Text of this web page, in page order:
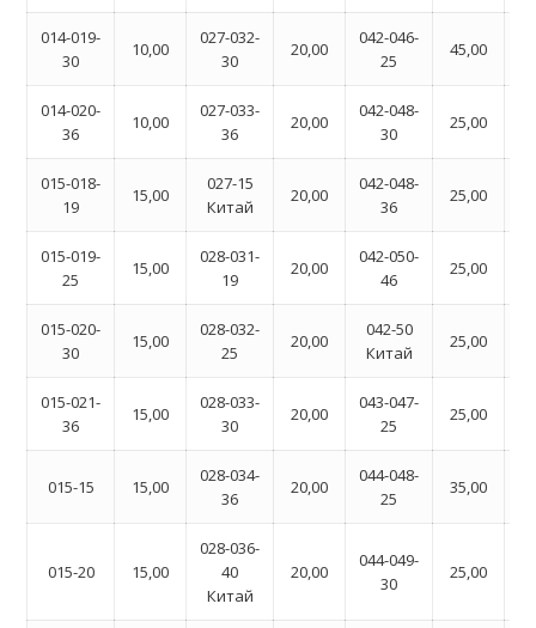
014-019-
30
10,00
027-032-
30
20,00
042-046-
25
45,00
014-020-
36
10,00
027-033-
36
20,00
042-048-
30
25,00
015-018-
19
15,00
027-15
Китай
20,00
042-048-
36
25,00
015-019-
25
15,00
028-031-
19
20,00
042-050-
46
25,00
015-020-
30
15,00
028-032-
25
20,00
042-50
Китай
25,00
015-021-
36
15,00
028-033-
30
20,00
043-047-
25
25,00
015-15 15,00
028-034-
36
20,00
044-048-
25
35,00
015-20 15,00
028-036-
40
Китай
20,00
044-049-
30
25,00